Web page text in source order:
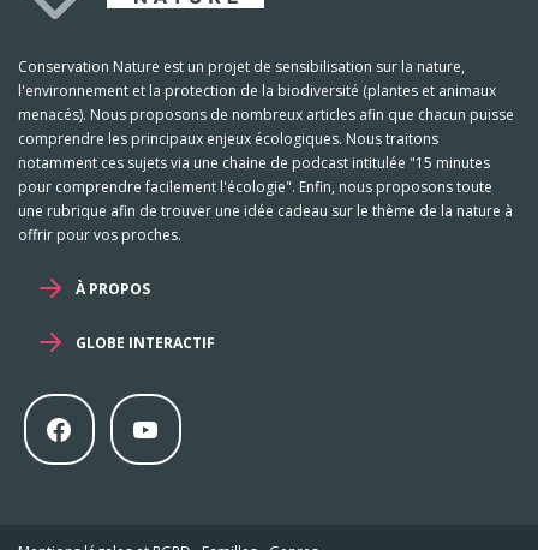
Conservation Nature est un projet de sensibilisation sur la nature,
l'environnement et la protection de la biodiversité (plantes et animaux
menacés). Nous proposons de nombreux articles afin que chacun puisse
comprendre les principaux enjeux écologiques. Nous traitons
notamment ces sujets via une chaine de podcast intitulée "15 minutes
pour comprendre facilement l'écologie". Enfin, nous proposons toute
une rubrique afin de trouver une idée cadeau sur le thème de la nature à
offrir pour vos proches.
À PROPOS
GLOBE INTERACTIF